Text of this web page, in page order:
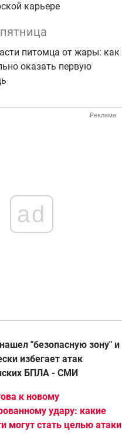
карьере
питомца от жары: как
оказать первую
Реклама
ad
"безопасную зону" и
избегает атак
БПЛА - СМИ
к новому
удару: какие
могут стать целью атаки